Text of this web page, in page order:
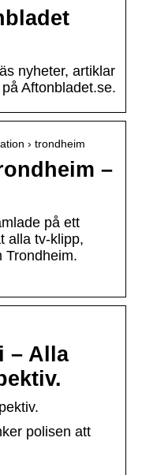
nyheter, artiklar
Aftonbladet.se.
› trondheim
–
på ett
alla tv-klipp,
Trondheim.
– Alla
polisen att